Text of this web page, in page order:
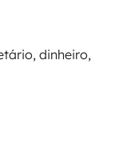
dinheiro,